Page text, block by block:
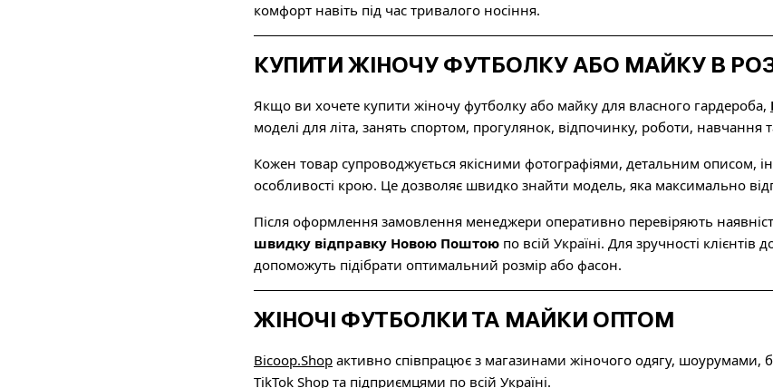
комфорт навіть під час тривалого носіння.
КУПИТИ ЖІНОЧУ ФУТБОЛКУ АБО МАЙКУ В
Якщо ви хочете купити жіночу футболку або майку для власного гардероба,
моделі для літа, занять спортом, прогулянок, відпочинку, роботи, навчання
Кожен товар супроводжується якісними фотографіями, детальним описом,
особливості крою. Це дозволяє швидко знайти модель, яка максимально
Після оформлення замовлення менеджери оперативно перевіряють
швидку відправку Новою Поштою по всій Україні. Для зручності клієнтів
допоможуть підібрати оптимальний розмір або фасон.
ЖІНОЧІ ФУТБОЛКИ ТА МАЙКИ ОПТОМ
Bicoop.Shop активно співпрацює з магазинами жіночого одягу,
TikTok Shop та підприємцями по всій Україні.